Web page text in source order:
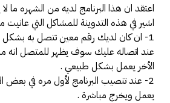
اعتقد ان هذا البرنامج لديه من الشهره ما
اشير في هذه التدوينة للمشاكل التي عانيت
1- ان كان لديك رقم معين تتصل به
عند اتصاله عليك سوف يظهر للمتصل انه
الأخر يعمل بشكل طبيعي .
2- عند تنصيب البرنامج لأول مره في
يعمل ويخرج مباشرة .